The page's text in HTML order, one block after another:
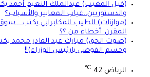
(قبل المغيب) عبدالملك النعيم أحمد
والدستوريين..غياب المعايير والأسباب؟
(موازنات) الطيب المكابرابي يكتب….سوق
المقرن..أخطاء من ؟؟
(صوت الحق) مبارك عبد القادر محمد
وحسم الفوضى يارئيس الوزراء)!!
الرياض 42
℃